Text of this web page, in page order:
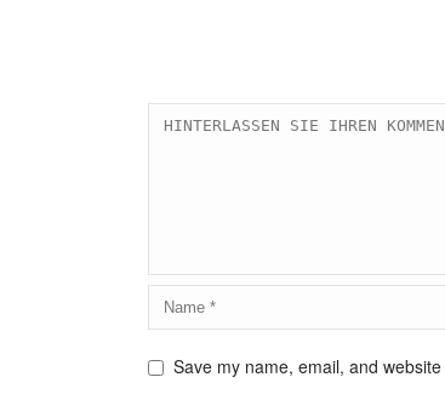
Save my name, email, and